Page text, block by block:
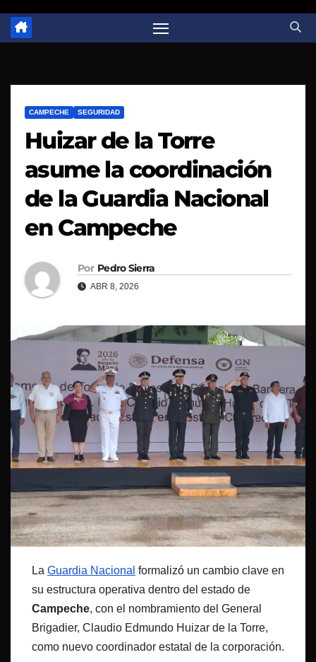
CAMPECHE SEGURIDAD
Huizar de la Torre
asume la coordinación
de la Guardia Nacional
en Campeche
Por Pedro Sierra
ABR 8, 2026
La Guardia Nacional formalizó un cambio clave en
su estructura operativa dentro del estado de
Campeche, con el nombramiento del General
Brigadier, Claudio Edmundo Huizar de la Torre,
como nuevo coordinador estatal de la corporación.